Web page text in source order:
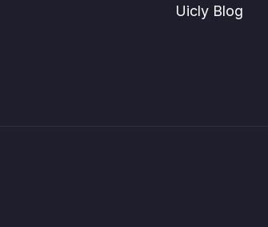
Uicly Blog